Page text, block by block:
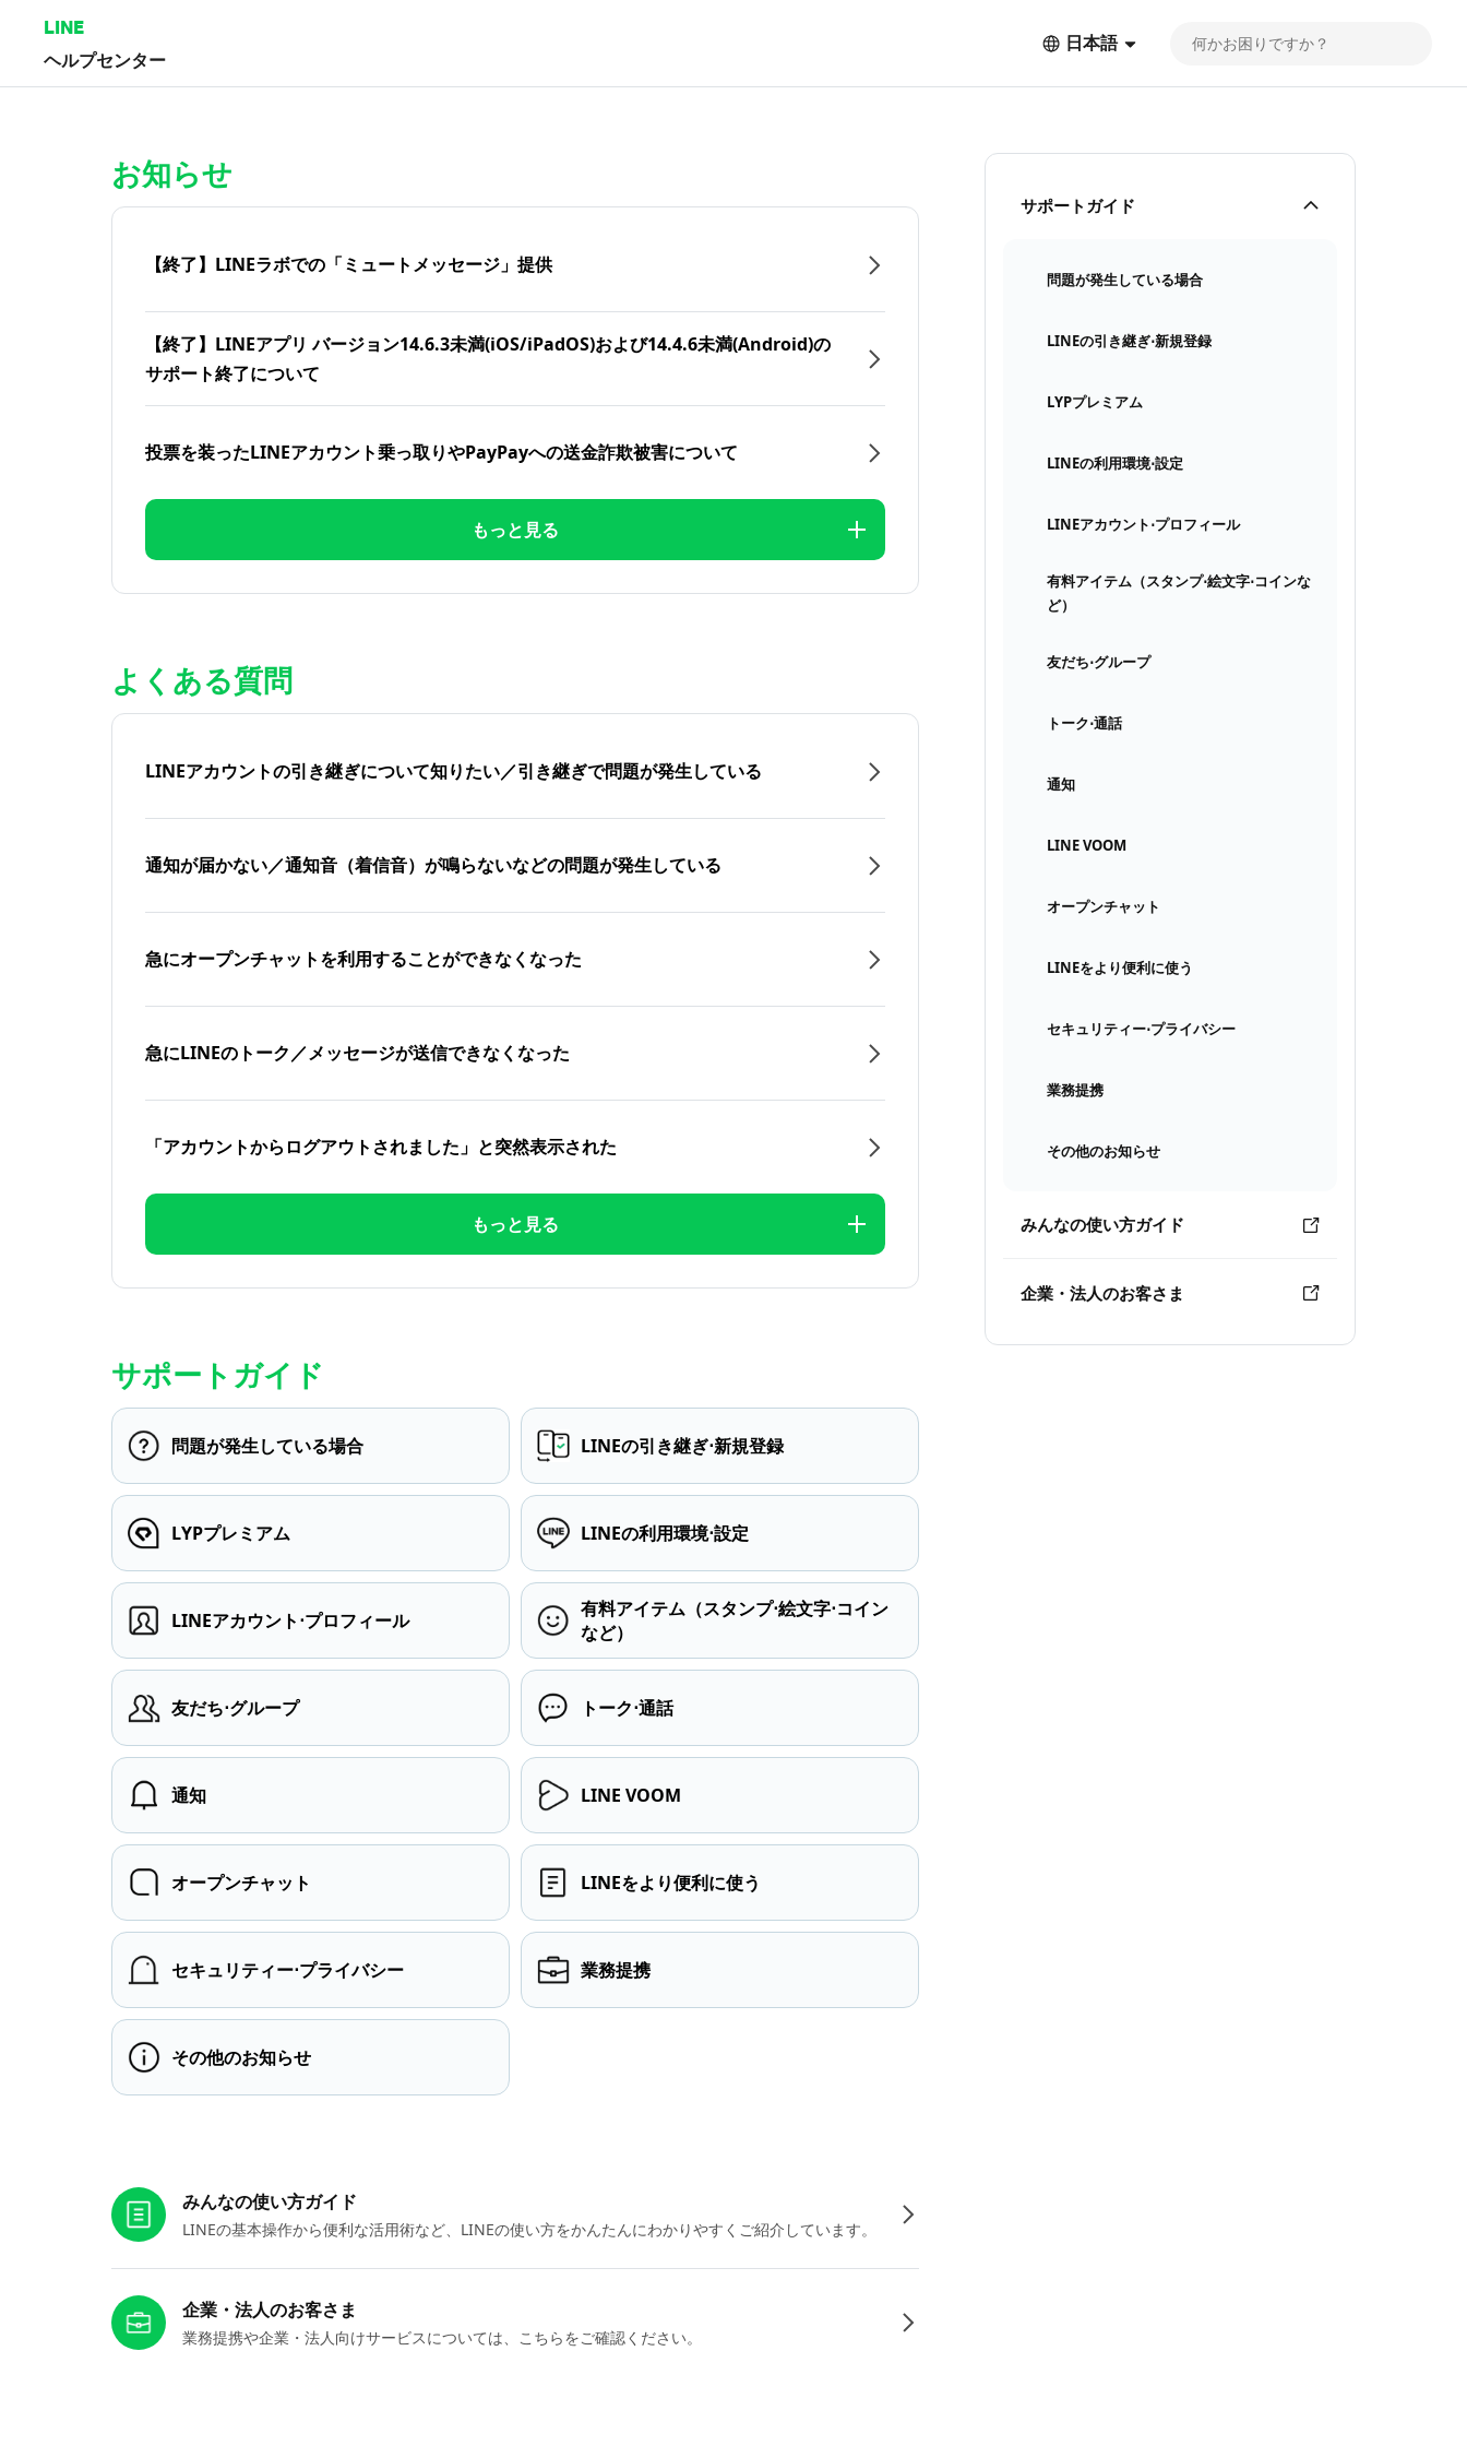
LINE
ヘルプセンター
日本語
サポートガイド
問題が発生している場合
LINEの引き継ぎ⋅新規登録
LYPプレミアム
LINEの利用環境⋅設定
LINEアカウント⋅プロフィール
有料アイテム（スタンプ⋅絵文字⋅コインな
ど）
友だち⋅グループ
トーク⋅通話
通知
LINE VOOM
オープンチャット
LINEをより便利に使う
セキュリティー⋅プライバシー
業務提携
その他のお知らせ
みんなの使い方ガイド
企業・法人のお客さま
お知らせ
【終了】LINEラボでの「ミュートメッセージ」提供
【終了】LINEアプリ バージョン14.6.3未満(iOS/iPadOS)および14.4.6未満(Android)の
サポート終了について
投票を装ったLINEアカウント乗っ取りやPayPayへの送金詐欺被害について
もっと見る
よくある質問
LINEアカウントの引き継ぎについて知りたい／引き継ぎで問題が発生している
通知が届かない／通知音（着信音）が鳴らないなどの問題が発生している
急にオープンチャットを利用することができなくなった
急にLINEのトーク／メッセージが送信できなくなった
「アカウントからログアウトされました」と突然表示された
もっと見る
サポートガイド
問題が発生している場合 LINEの引き継ぎ⋅新規登録
LYPプレミアム LINEの利用環境⋅設定
LINEアカウント⋅プロフィール
有料アイテム（スタンプ⋅絵文字⋅コイン
など）
友だち⋅グループ トーク⋅通話
通知 LINE VOOM
オープンチャット LINEをより便利に使う
セキュリティー⋅プライバシー 業務提携
その他のお知らせ
みんなの使い方ガイド
LINEの基本操作から便利な活用術など、LINEの使い方をかんたんにわかりやすくご紹介しています。
企業・法人のお客さま
業務提携や企業・法人向けサービスについては、こちらをご確認ください。